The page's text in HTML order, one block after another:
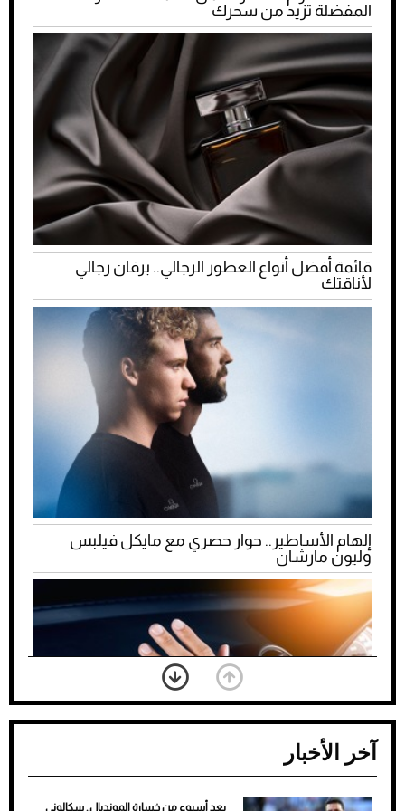
المفضلة تزيد من سحرك
قائمة أفضل أنواع العطور الرجالي.. برفان رجالي
لأناقتك
إلهام الأساطير.. حوار حصري مع مايكل فيلبس
وليون مارشان
آخر الأخبار
بعد أسبوع من خسارة المونديال.. سكالوني